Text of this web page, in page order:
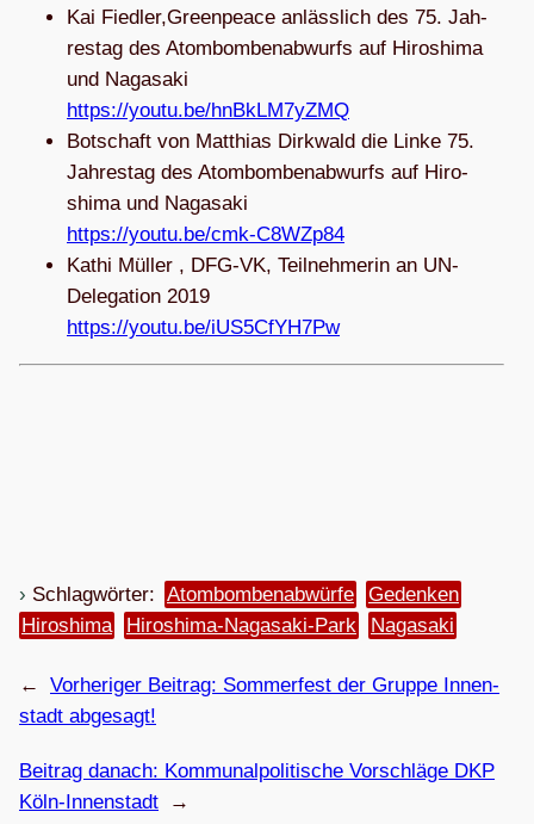
Kai Fiedler,Greenpeace anläss­lich des 75. Jah­
res­tag des Atom­bom­ben­ab­wurfs auf Hiro­shima
und Naga­saki
https://youtu.be/hnBkLM7yZMQ
Bot­schaft von Mat­thias Dirk­wald die Linke 75.
Jah­res­tag des Atom­bom­ben­ab­wurfs auf Hiro­
shima und Naga­saki
https://youtu.be/cmk-C8WZp84
Kathi Mül­ler , DFG-VK, Teil­neh­me­rin an UN-
Dele­ga­tion 2019
https://youtu.be/iUS5CfYH7Pw
Schlagwörter: Atombombenabwürfe
Gedenken
Hi­ro­shi­ma
Hiroshima-Nagasaki-Park Na­ga­sa­ki
← Vorheriger Beitrag: Som­mer­fest der Gruppe Innen­
stadt abgesagt!
Beitrag danach: Kom­mu­nal­po­li­ti­sche Vor­schläge DKP
Köln-Innenstadt
→